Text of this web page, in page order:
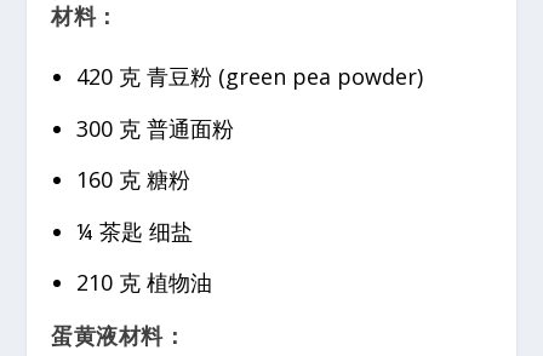
材料：
420 克 青豆粉 (green pea powder)
300 克 普通面粉
160 克 糖粉
¼ 茶匙 细盐
210 克 植物油
蛋黄液材料：